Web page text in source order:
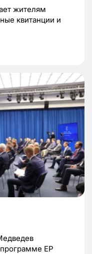
жителям
квитанции и
ЕР